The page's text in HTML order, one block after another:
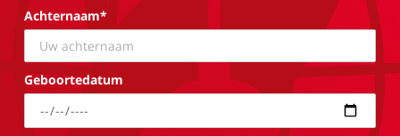
Achternaam*
Geboortedatum